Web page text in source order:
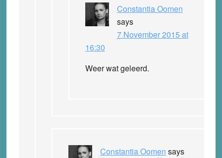
Constantia Oomen
says
7 November 2015 at
16:30
Weer wat geleerd.
Constantia Oomen says